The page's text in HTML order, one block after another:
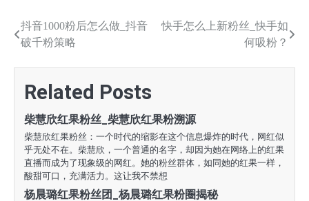
文
航
抖音1000粉后怎么做_抖音
破千粉策略
快手怎么上新粉丝_快手如
何吸粉？
Related Posts
柴慧欣红果粉丝_柴慧欣红果粉溯源
柴慧欣红果粉丝：一个时代的缩影在这个信息爆炸的时代，网红似
乎无处不在。柴慧欣，一个普通的名字，却因为她在网络上的红果
直播而成为了现象级的网红。她的粉丝群体，如同她的红果一样，
酸甜可口，充满活力。这让我不禁想
杨晨璐红果粉丝团_杨晨璐红果粉圈揭秘